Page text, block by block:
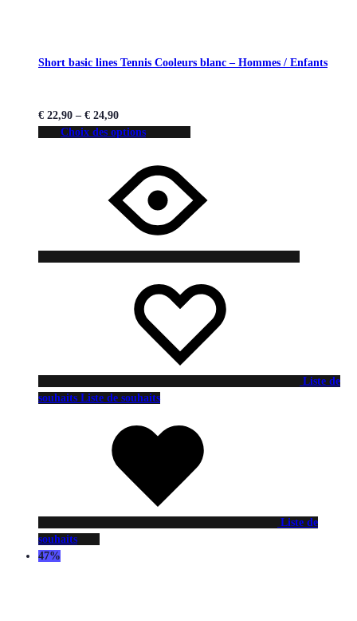
Short basic lines Tennis Cooleurs blanc – Hommes / Enfants
€ 22,90 – € 24,90
Choix des options
Liste de
souhaits Liste de souhaits
Liste de
souhaits
47%